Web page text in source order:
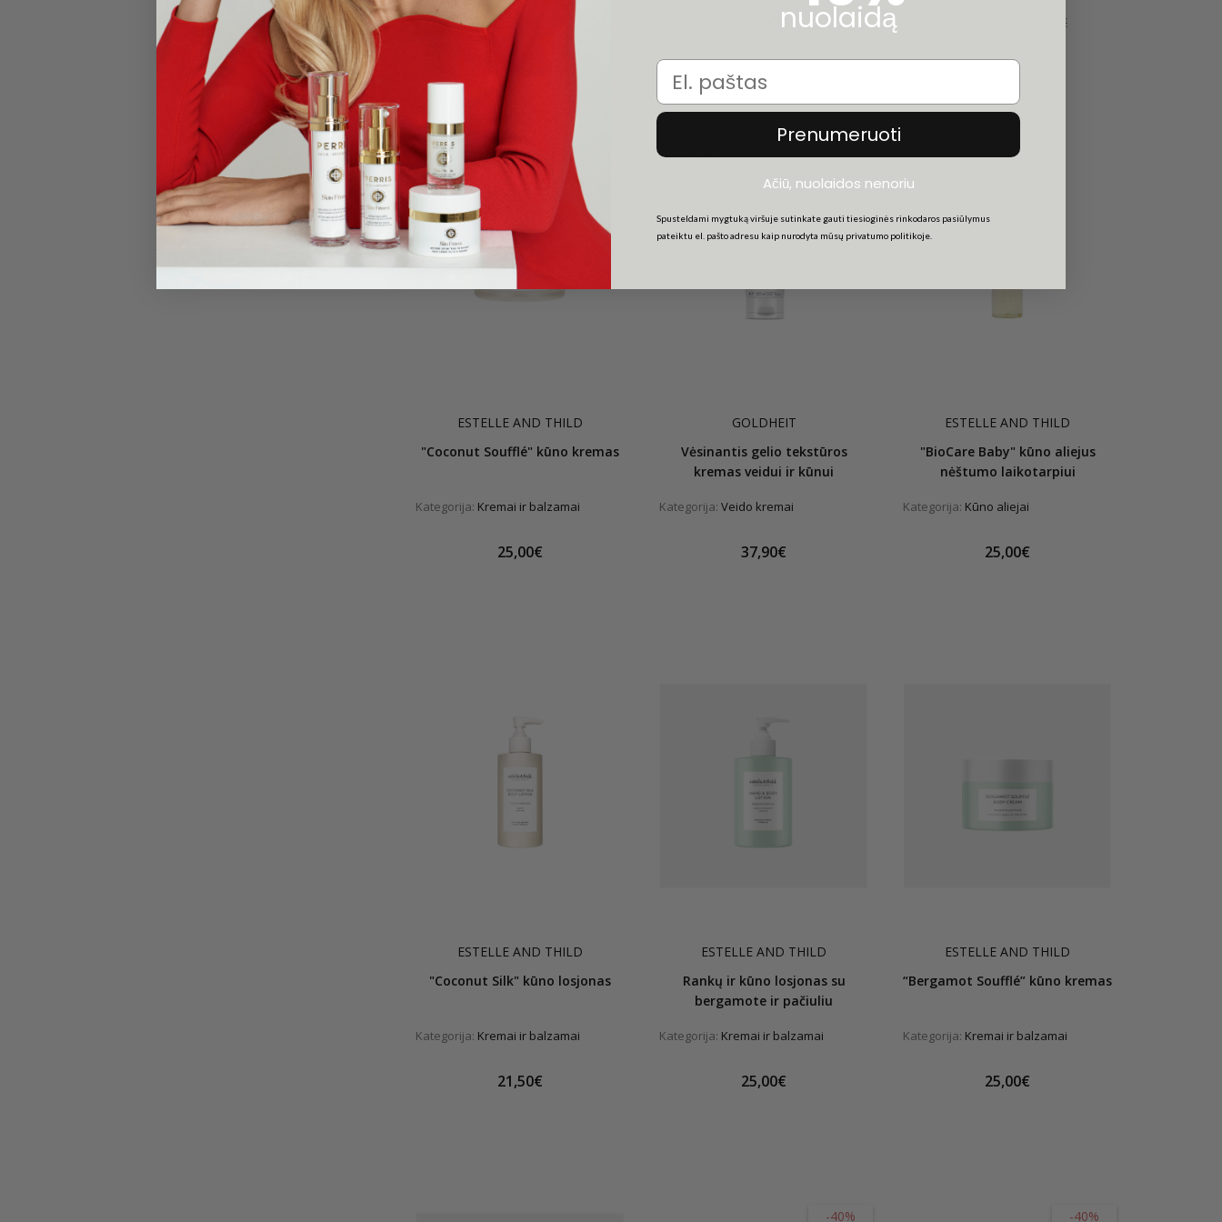
25,00€ 52,00€ 147,00€
ESTELLE AND THILD
"Coconut Soufflé" kūno kremas
Kategorija: Kremai ir balzamai
25,00€
+DOVANA
GOLDHEIT
Vėsinantis gelio tekstūros
kremas veidui ir kūnui
Kategorija: Veido kremai
37,90€
ESTELLE AND THILD
"BioCare Baby" kūno aliejus
nėštumo laikotarpiui
Kategorija: Kūno aliejai
25,00€
ESTELLE AND THILD
"Coconut Silk" kūno losjonas
Kategorija: Kremai ir balzamai
21,50€
ESTELLE AND THILD
Rankų ir kūno losjonas su
bergamote ir pačiuliu
Kategorija: Kremai ir balzamai
25,00€
ESTELLE AND THILD
“Bergamot Soufflé” kūno kremas
Kategorija: Kremai ir balzamai
25,00€
-40% -40%
nuolaidą
Email
Prenumeruoti
Ačiū, nuolaidos nenoriu
Spusteldami mygtuką viršuje sutinkate gauti tiesioginės rinkodaros pasiūlymus
pateiktu el. pašto adresu kaip nurodyta mūsų privatumo politikoje.